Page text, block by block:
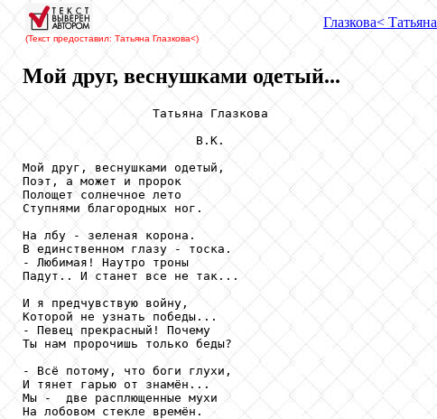
(Текст предоставил: Татьяна Глазкова<)
Глазкова< Татьяна
Мой друг, веснушками одетый...
                  Татьяна Глазкова
                        В.К.
Мой друг, веснушками одетый,
Поэт, а может и пророк
Полощет солнечное лето
Ступнями благородных ног.
На лбу - зеленая корона.
В единственном глазу - тоска.
- Любимая! Наутро троны
Падут.. И станет все не так...
И я предчувствую войну,
Которой не узнать победы...
- Певец прекрасный! Почему
Ты нам пророчишь только беды?
- Всё потому, что боги глухи,
И тянет гарью от знамён...
Мы -  две расплющенные мухи
На лобовом стекле времён.